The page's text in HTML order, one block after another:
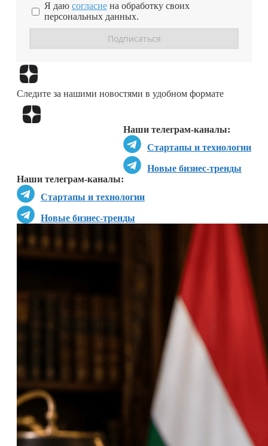
Я даю согласие на обработку своих
персональных данных.
Следите за нашими новостями в удобном формате
Наши телеграм-каналы:
Стартапы и технологии
Новые бизнес-тренды
Наши телеграм-каналы:
Стартапы и технологии
Новые бизнес-тренды